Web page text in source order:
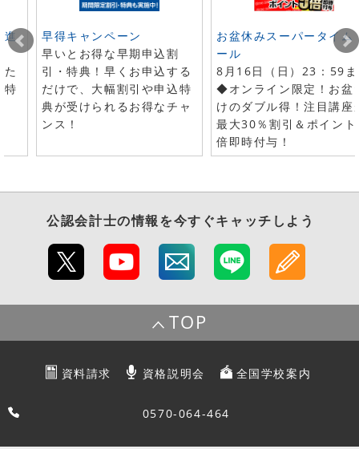
進
特
早得キャンペーン
早いとお得な早期申込割
引・特典！早くお申込する
だけで、大幅割引や申込特
典が受けられるお得なチャ
ンス！
お盆休みスーパータイム
ール
8月16日（日）23：59
◆オンライン限定！お盆
けのダブル得！注目講座
最大30％割引＆ポイン
倍即時付与！
公認会計士の情報を今すぐキャッチしよう
TOP
資料請求 資格説明会 全国学校案内
0570-064-464